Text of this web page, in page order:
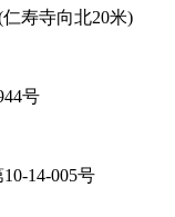
寿寺向北20米)
号
14-005号